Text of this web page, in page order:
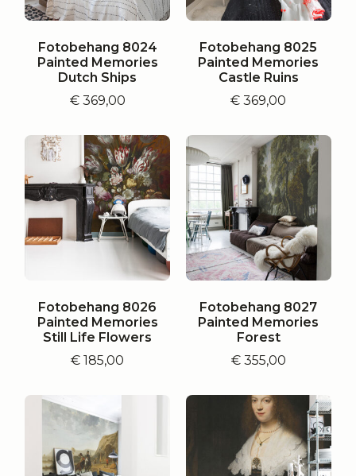
Fotobehang 8024
Painted Memories
Dutch Ships
€369,00
Fotobehang 8025
Painted Memories
Castle Ruins
€ 369,00
Fotobehang 8026
Painted Memories
Still Life Flowers
€ 185,00
Fotobehang 8027
Painted Memories
Forest
€355,00